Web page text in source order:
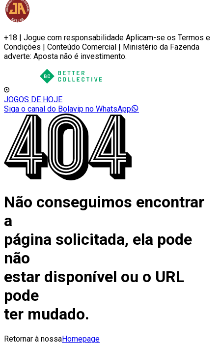
+18 | Jogue com responsabilidade Aplicam-se os Termos e
Condições | Conteúdo Comercial | Ministério da Fazenda
adverte: Aposta não é investimento.
JOGOS DE HOJE
Siga o canal do Bolavip no WhatsApp
Não conseguimos encontrar
a
página solicitada, ela pode
não
estar disponível ou o URL
pode
ter mudado.
Retornar à nossaHomepage